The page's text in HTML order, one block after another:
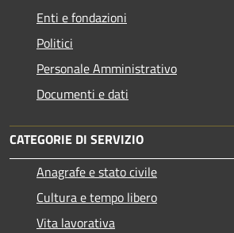
Enti e fondazioni
Politici
Personale Amministrativo
Documenti e dati
CATEGORIE DI SERVIZIO
Anagrafe e stato civile
Cultura e tempo libero
Vita lavorativa